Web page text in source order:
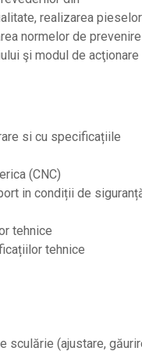
realizarea pieselor
normelor de prevenire
şi modul de acţionare
si cu specificațiile
(CNC)
in condiții de
tehnice
tehnice
sculărie (ajustare,